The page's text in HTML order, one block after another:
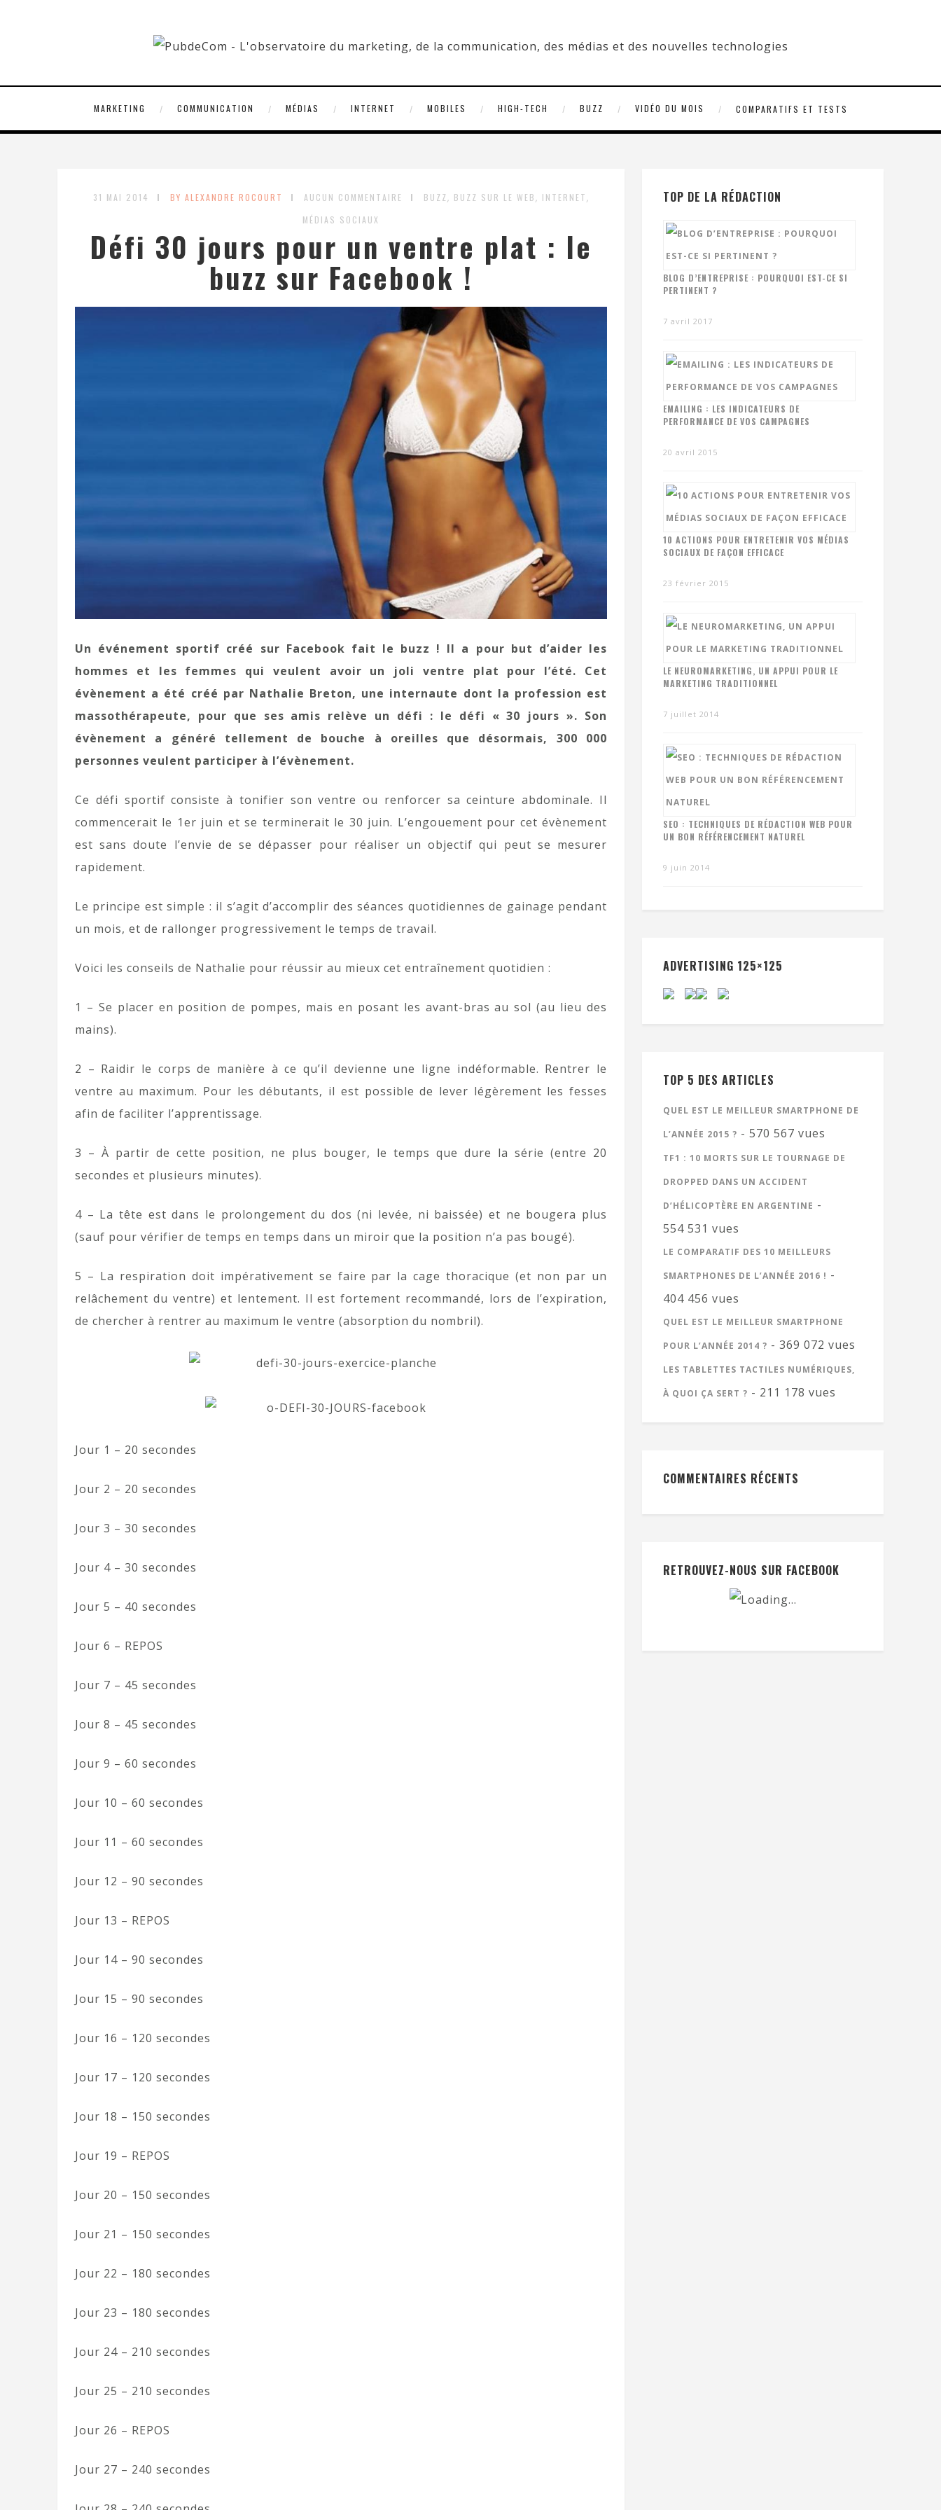
MARKETING COMMUNICATION MÉDIAS INTERNET MOBILES HIGH-TECH BUZZ VIDÉO DU MOIS COMPARATIFS ET TESTS
31 MAI 2014 BY ALEXANDRE ROCOURT AUCUN COMMENTAIRE BUZZ, BUZZ SUR LE WEB, INTERNET,
MÉDIAS SOCIAUX
Défi 30 jours pour un ventre plat : le
buzz sur Facebook !
Un événement sportif créé sur Facebook fait le buzz ! Il a pour but d’aider les
hommes et les femmes qui veulent avoir un joli ventre plat pour l’été. Cet
évènement a été créé par Nathalie Breton, une internaute dont la profession est
massothérapeute, pour que ses amis relève un défi : le défi « 30 jours ». Son
évènement a généré tellement de bouche à oreilles que désormais, 300 000
personnes veulent participer à l’évènement.
Ce défi sportif consiste à tonifier son ventre ou renforcer sa ceinture abdominale. Il
commencerait le 1er juin et se terminerait le 30 juin. L’engouement pour cet évènement
est sans doute l’envie de se dépasser pour réaliser un objectif qui peut se mesurer
rapidement.
Le principe est simple : il s’agit d’accomplir des séances quotidiennes de gainage pendant
un mois, et de rallonger progressivement le temps de travail.
Voici les conseils de Nathalie pour réussir au mieux cet entraînement quotidien :
1 – Se placer en position de pompes, mais en posant les avant-bras au sol (au lieu des
mains).
2 – Raidir le corps de manière à ce qu’il devienne une ligne indéformable. Rentrer le
ventre au maximum. Pour les débutants, il est possible de lever légèrement les fesses
afin de faciliter l’apprentissage.
3 – À partir de cette position, ne plus bouger, le temps que dure la série (entre 20
secondes et plusieurs minutes).
4 – La tête est dans le prolongement du dos (ni levée, ni baissée) et ne bougera plus
(sauf pour vérifier de temps en temps dans un miroir que la position n’a pas bougé).
5 – La respiration doit impérativement se faire par la cage thoracique (et non par un
relâchement du ventre) et lentement. Il est fortement recommandé, lors de l’expiration,
de chercher à rentrer au maximum le ventre (absorption du nombril).
Jour 1 – 20 secondes
Jour 2 – 20 secondes
Jour 3 – 30 secondes
Jour 4 – 30 secondes
Jour 5 – 40 secondes
Jour 6 – REPOS
Jour 7 – 45 secondes
Jour 8 – 45 secondes
Jour 9 – 60 secondes
Jour 10 – 60 secondes
Jour 11 – 60 secondes
Jour 12 – 90 secondes
Jour 13 – REPOS
Jour 14 – 90 secondes
Jour 15 – 90 secondes
Jour 16 – 120 secondes
Jour 17 – 120 secondes
Jour 18 – 150 secondes
Jour 19 – REPOS
Jour 20 – 150 secondes
Jour 21 – 150 secondes
Jour 22 – 180 secondes
Jour 23 – 180 secondes
Jour 24 – 210 secondes
Jour 25 – 210 secondes
Jour 26 – REPOS
Jour 27 – 240 secondes
TOP DE LA RÉDACTION
BLOG D’ENTREPRISE : POURQUOI EST-CE SI
PERTINENT ?
7 avril 2017
EMAILING : LES INDICATEURS DE
PERFORMANCE DE VOS CAMPAGNES
20 avril 2015
10 ACTIONS POUR ENTRETENIR VOS MÉDIAS
SOCIAUX DE FAÇON EFFICACE
23 février 2015
LE NEUROMARKETING, UN APPUI POUR LE
MARKETING TRADITIONNEL
7 juillet 2014
SEO : TECHNIQUES DE RÉDACTION WEB POUR
UN BON RÉFÉRENCEMENT NATUREL
9 juin 2014
ADVERTISING 125×125
TOP 5 DES ARTICLES
QUEL EST LE MEILLEUR SMARTPHONE DE
L’ANNÉE 2015 ? - 570 567 vues
TF1 : 10 MORTS SUR LE TOURNAGE DE
DROPPED DANS UN ACCIDENT
D’HÉLICOPTÈRE EN ARGENTINE -
554 531 vues
LE COMPARATIF DES 10 MEILLEURS
SMARTPHONES DE L’ANNÉE 2016 ! -
404 456 vues
QUEL EST LE MEILLEUR SMARTPHONE
POUR L’ANNÉE 2014 ? - 369 072 vues
LES TABLETTES TACTILES NUMÉRIQUES,
À QUOI ÇA SERT ? - 211 178 vues
COMMENTAIRES RÉCENTS
RETROUVEZ-NOUS SUR FACEBOOK